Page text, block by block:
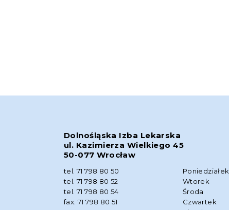
Dolnośląska Izba Lekarska
ul. Kazimierza Wielkiego 45
50-077 Wrocław
tel. 71 798 80 50
tel. 71 798 80 52
tel. 71 798 80 54
fax. 71 798 80 51
Poniedziałek
Wtorek
Środa
Czwartek